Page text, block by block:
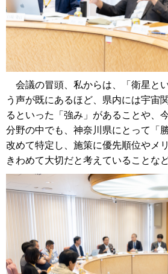
会議の冒頭、私からは、「衛星と
う声が既にあるほど、県内には宇宙
るといった「強み」があることや、
分野の中でも、神奈川県にとって「
改めて特定し、施策に優先順位やメ
きわめて大切だと考えていることな